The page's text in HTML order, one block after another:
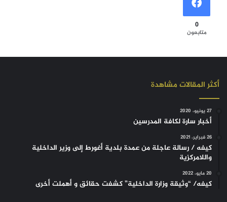
0
متابعون
أكثر المقالات مشاهدة
27 يونيو، 2020
أخبار سارة لكافة المدرسين
26 فبراير، 2021
كيفه / رسالة عاجلة من عمدة بلدية أغورط إلى وزير الداخلية
واللامركزية
20 مايو، 2022
كيفه/ “وثيقة وزارة الداخلية” كشفت حقائق و أهملت أخرى